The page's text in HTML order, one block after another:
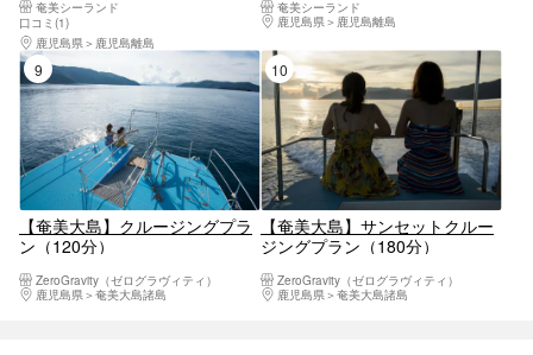
当日予約可能・撮影する写真の
無料プレゼントあり（60分）※
お一人様も可能
奄美シーランド
口コミ(1)
鹿児島県
鹿児島離島
分】のセットプラン！ゴープ
ロ・ドローン撮影無料！当日予
約可能※お一人様も可能
奄美シーランド
鹿児島県
鹿児島離島
9位
【奄美大島】クルージングプラ
ン（120分）
ZeroGravity（ゼログラヴィティ）
鹿児島県
奄美大島諸島
10位
【奄美大島】サンセットクルー
ジングプラン（180分）
ZeroGravity（ゼログラヴィティ）
鹿児島県
奄美大島諸島